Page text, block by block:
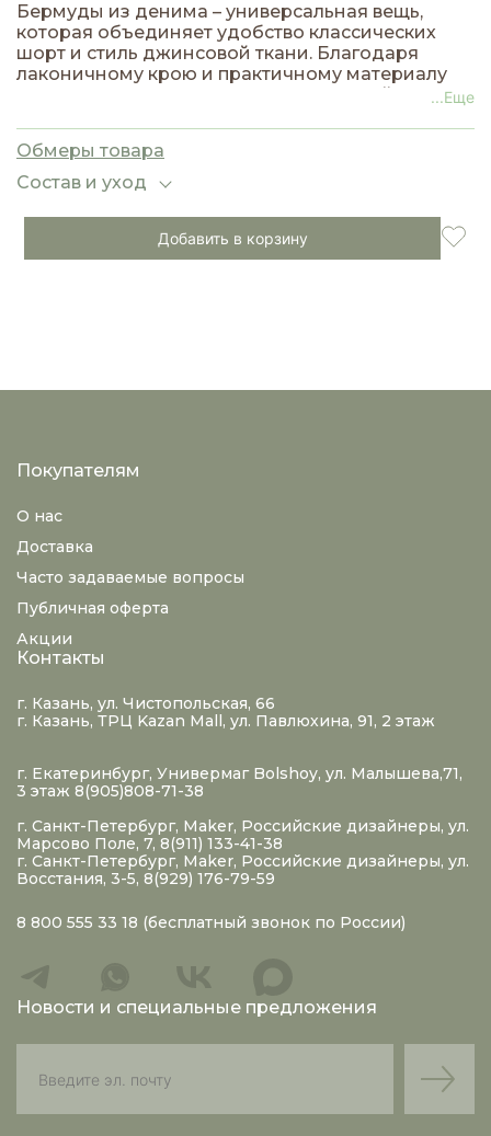
Добавить в корзину
Бермуды из денима – универсальная вещь,
которая объединяет удобство классических
шорт и стиль джинсовой ткани. Благодаря
лаконичному крою и практичному материалу
они легко впишутся как в повседневный
casual образы.
...Еще
Обмеры товара
Состав и уход
Покупателям
О нас
Доставка
Часто задаваемые вопросы
Публичная оферта
Акции
Контакты
г. Казань, ул. Чистопольская, 66
г. Казань, ТРЦ Kazan Mall, ул. Павлюхина, 91, 2 этаж
г. Екатеринбург, Универмаг Bolshoy, ул. Малышева,71,
3 этаж 8(905)808-71-38
г. Санкт-Петербург, Maker, Российские дизайнеры, ул.
Марсово Поле, 7, 8(911) 133-41-38
г. Санкт-Петербург, Maker, Российские дизайнеры, ул.
Восстания, 3-5, 8(929) 176-79-59
8 800 555 33 18 (бесплатный звонок по России)
Новости и специальные предложения